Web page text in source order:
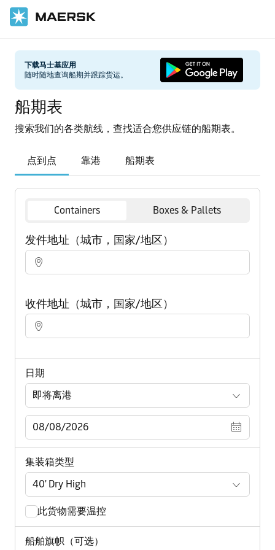
下载马士基应用
随时随地查询船期并跟踪货运。
船期表
搜索我们的各类航线，查找适合您供应链的船期表。
Containers Boxes & Pallets